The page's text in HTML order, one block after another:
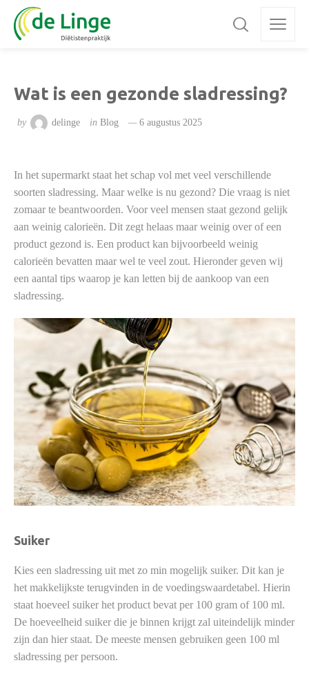
Wat is een gezonde sladressing?
by delinge in Blog 6 augustus 2025
In het supermarkt staat het schap vol met veel verschillende
soorten sladressing. Maar welke is nu gezond? Die vraag is niet
zomaar te beantwoorden. Voor veel mensen staat gezond gelijk
aan weinig calorieën. Dit zegt helaas maar weinig over of een
product gezond is. Een product kan bijvoorbeeld weinig
calorieën bevatten maar wel te veel zout. Hieronder geven wij
een aantal tips waarop je kan letten bij de aankoop van een
sladressing.
Suiker
Kies een sladressing uit met zo min mogelijk suiker. Dit kan je
het makkelijkste terugvinden in de voedingswaardetabel. Hierin
staat hoeveel suiker het product bevat per 100 gram of 100 ml.
De hoeveelheid suiker die je binnen krijgt zal uiteindelijk minder
zijn dan hier staat. De meeste mensen gebruiken geen 100 ml
sladressing per persoon.